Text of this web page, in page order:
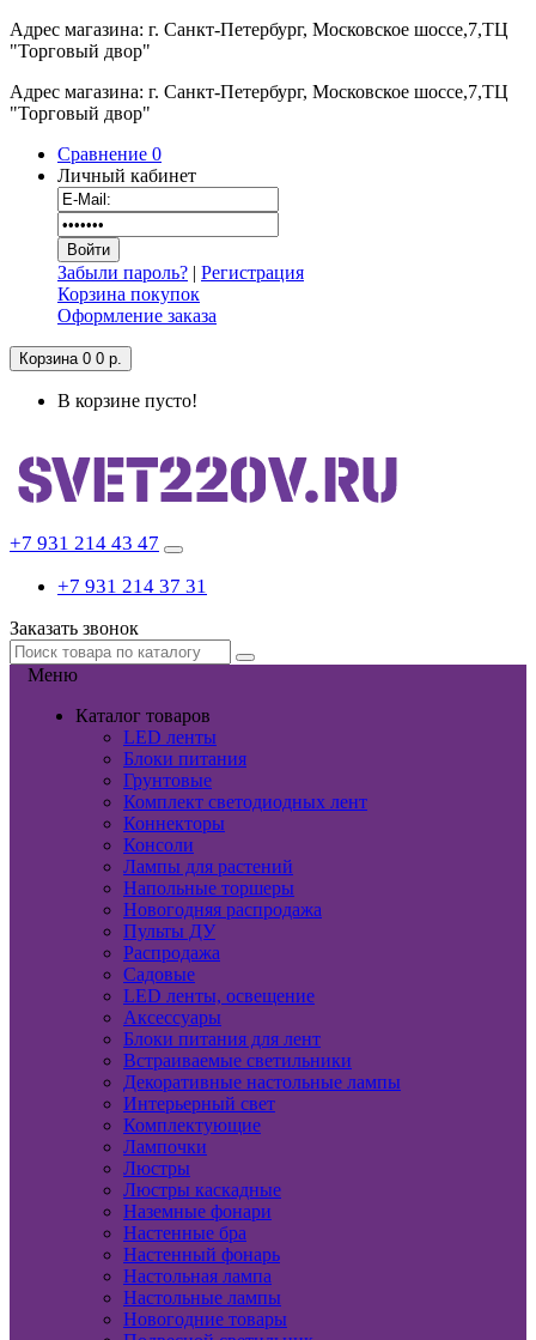
Адрес магазина: г. Санкт-Петербург, Московское шоссе,7,ТЦ
"Торговый двор"
Адрес магазина: г. Санкт-Петербург, Московское шоссе,7,ТЦ
"Торговый двор"
Сравнение 0
Личный кабинет
Забыли пароль? | Регистрация
Корзина покупок
Оформление заказа
Корзина 0 0 р.
В корзине пусто!
+7 931 214 43 47
+7 931 214 37 31
Заказать звонок
Меню
Каталог товаров
LED ленты
Блоки питания
Грунтовые
Комплект светодиодных лент
Коннекторы
Консоли
Лампы для растений
Напольные торшеры
Новогодняя распродажа
Пульты ДУ
Распродажа
Садовые
LED ленты, освещение
Аксессуары
Блоки питания для лент
Встраиваемые светильники
Декоративные настольные лампы
Интерьерный свет
Комплектующие
Лампочки
Люстры
Люстры каскадные
Наземные фонари
Настенные бра
Настенный фонарь
Настольная лампа
Настольные лампы
Новогодние товары